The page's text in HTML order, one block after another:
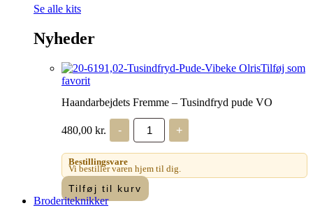
Se alle kits
Nyheder
Tilføj som
favorit
Haandarbejdets Fremme – Tusindfryd pude VO
480,00 kr. -
Haandarbejdets
Fremme
-
Tusindfryd
pude
VO
antal
+
Bestillingsvare
Vi bestiller varen hjem til dig.
Tilføj til kurv
Broderiteknikker